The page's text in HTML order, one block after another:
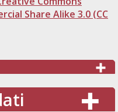
Share Alike 3.0 (CC